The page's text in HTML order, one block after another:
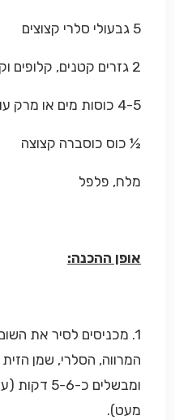
5 גבעולי סלרי קצוצים
2 גזרים קטנים, קלופים וקצוצים
4-5 כוסות מים או מרק עוף צח
½ כוס כוסברה קצוצה
מלח, פלפל
אופן ההכנה:
1. מכניסים לסיר את
המרווה, הסלרי, שמן
ומבשלים כ-
מעט).